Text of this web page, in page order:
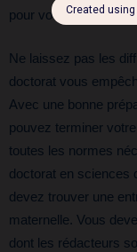
pour vous aider à
Ne laissez pas les
doctorat vous
Avec une bonne
pouvez terminer
toutes les normes
doctorat en sciences
devez trouver une
maternelle. Vous
dont les rédacteurs